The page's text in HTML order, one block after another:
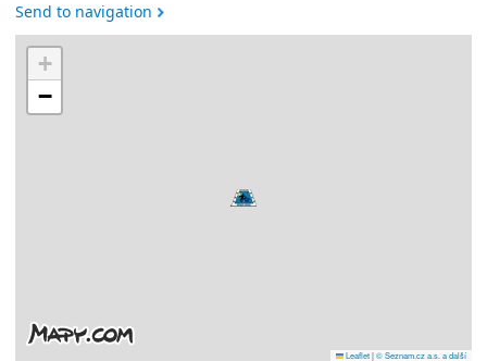
Send to navigation
+
−
Leaflet|© Seznam.cz a.s. a další